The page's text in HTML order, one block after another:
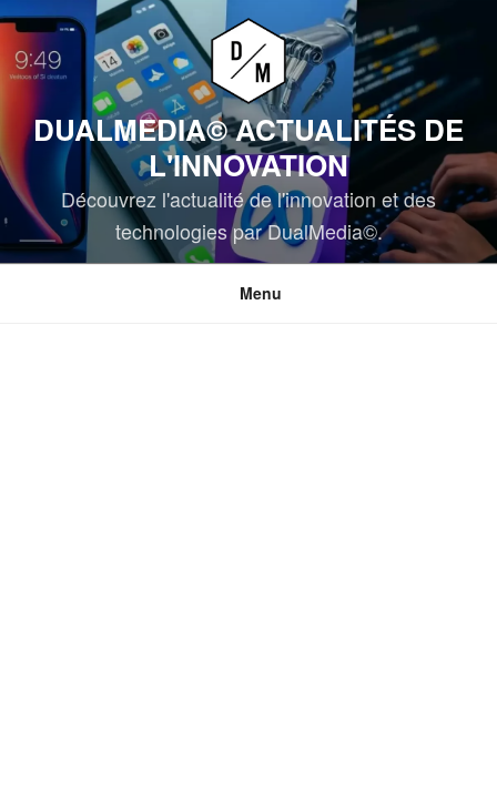
Aller
au
contenu
DUALMEDIA© ACTUALITÉS DE
L'INNOVATION
Découvrez l'actualité de l'innovation et des
technologies par DualMedia©.
Menu